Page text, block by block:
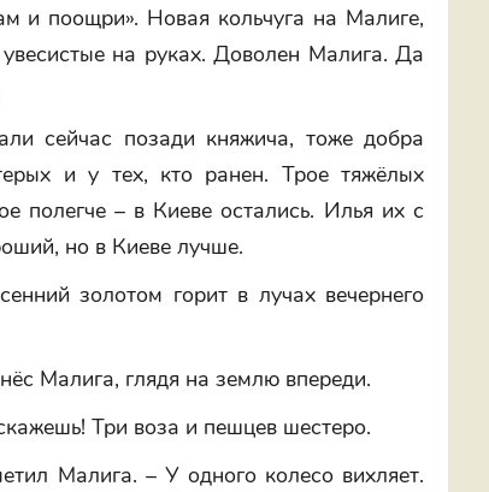
и поощри». Новая кольчуга на Малиге,
на руках. Доволен Малига. Да
сейчас позади княжича, тоже добра
и у тех, кто ранен. Трое тяжёлых
полегче – в Киеве остались. Илья их с
но в Киеве лучше.
золотом горит в лучах вечернего
Малига, глядя на землю впереди.
Три воза и пешцев шестеро.
Малига. – У одного колесо вихляет.